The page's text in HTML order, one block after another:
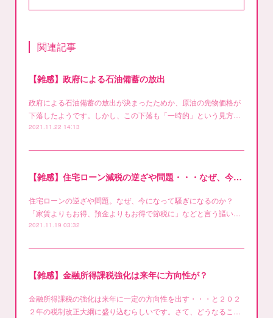
関連記事
【雑感】政府による石油備蓄の放出
政府による石油備蓄の放出が決まったためか、原油の先物価格が
下落したようです。しかし、この下落も「一時的」という見方…
2021.11.22 14:13
【雑感】住宅ローン減税の逆ざや問題・・・なぜ、今さら？
住宅ローンの逆ざや問題。なぜ、今になって騒ぎになるのか？
「家賃よりもお得、預金よりもお得で節税に」などと言う謳い…
2021.11.19 03:32
【雑感】金融所得課税強化は来年に方向性が？
金融所得課税の強化は来年に一定の方向性を出す・・・と２０２
２年の税制改正大綱に盛り込むらしいです。さて、どうなるこ…